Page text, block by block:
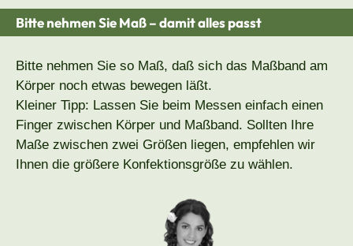
Bitte nehmen Sie Maß – damit alles passt
Bitte nehmen Sie so Maß, daß sich das Maßband am
Körper noch etwas bewegen läßt.
Kleiner Tipp: Lassen Sie beim Messen einfach einen
Finger zwischen Körper und Maßband. Sollten Ihre
Maße zwischen zwei Größen liegen, empfehlen wir
Ihnen die größere Konfektionsgröße zu wählen.